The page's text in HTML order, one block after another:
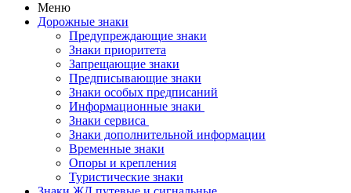
Меню
Дорожные знаки
Предупреждающие знаки
Знаки приоритета
Запрещающие знаки
Предписывающие знаки
Знаки особых предписаний
Информационные знаки
Знаки сервиса
Знаки дополнительной информации
Временные знаки
Опоры и крепления
Туристические знаки